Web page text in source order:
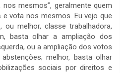
mesmos”, geralmente quem
vota nos mesmos. Eu vejo que
melhor, classe trabalhadora,
basta olhar a ampliação dos
ou a ampliação dos votos
melhor, basta olhar
sociais por direitos e